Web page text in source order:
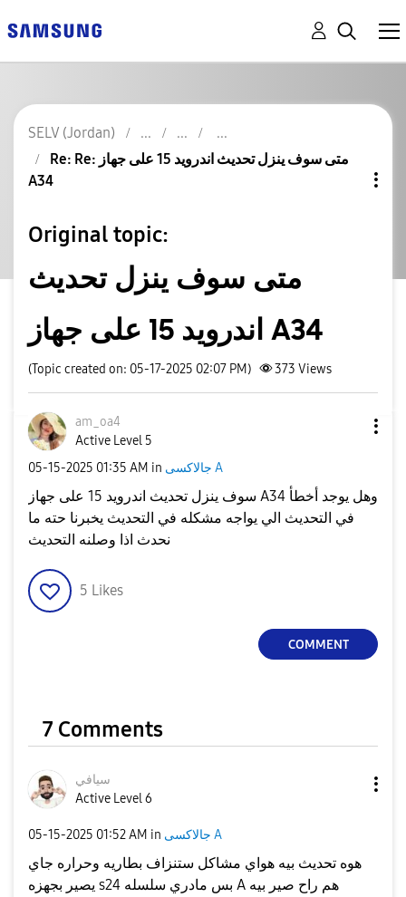
SELV (Jordan)
Re: Re: متى سوف ينزل تحديث اندرويد 15 على جهاز
A34
Original topic:
متى سوف ينزل تحديث
اندرويد 15 على جهاز A34
(Topic created on: 05-17-2025 02:07 PM) 373 Views
am_oa4
Active Level 5
‎05-15-2025 01:35 AM in جالاكسى A
سوف ينزل تحديث اندرويد 15 على جهاز A34 وهل يوجد أخطأ
في التحديث الي يواجه مشكله في التحديث يخبرنا حته ما
نحدث اذا وصلنه التحديث
5 Likes
COMMENT
7 Comments
سيافي
Active Level 6
‎05-15-2025 01:52 AM in جالاكسى A
هوه تحديث بيه هواي مشاكل ستنزاف بطاريه وحراره جاي
يصير بجهزه s24 بس مادري سلسله A هم راح صير بيه